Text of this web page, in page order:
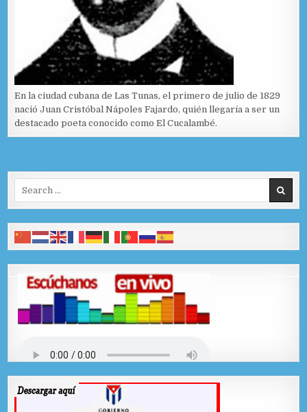
En la ciudad cubana de Las Tunas, el primero de julio de 1829
nació Juan Cristóbal Nápoles Fajardo, quién llegaría a ser un
destacado poeta conocido como El Cucalambé.
Search for: